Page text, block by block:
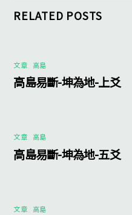
RELATED POSTS
文章 高島
高島易斷-坤為地-上爻
文章 高島
高島易斷-坤為地-五爻
文章 高島